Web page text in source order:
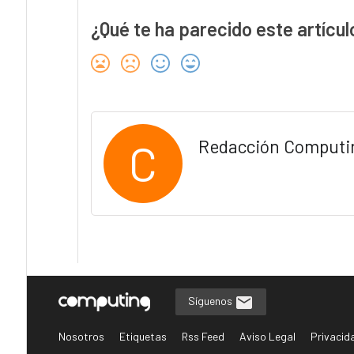
¿Qué te ha parecido este
C Redacción
Síguenos
Nosotros Etiquetas Rss Feed Aviso Legal